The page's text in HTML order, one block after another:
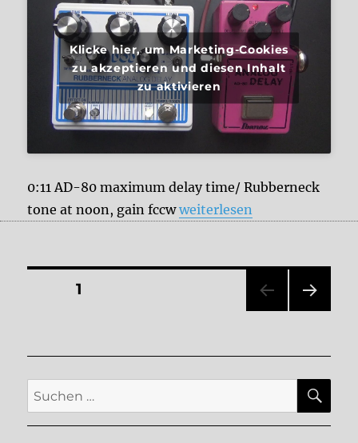
Klicke hier, um Marketing-Cookies
zu akzeptieren und diesen Inhalt
zu aktivieren
0:11 AD-80 maximum delay time/ Rubberneck
tone at noon, gain fccw„Ibanez AD-80 vs. DOD
weiterlesen
Seitennummerierung
Beiträge
SEITE1
Suche
nach: